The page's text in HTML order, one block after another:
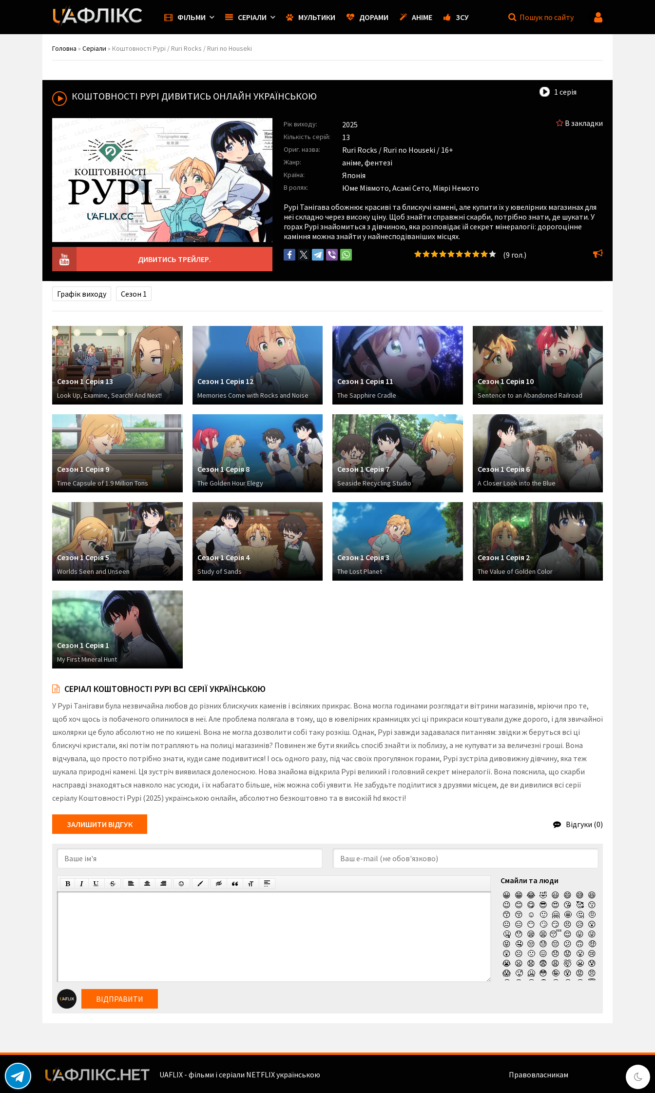
ФІЛЬМИ СЕРІАЛИ МУЛЬТИКИ ДОРАМИ АНІМЕ ЗСУ Пошук по сайту
Головна » Серіали » Коштовності Рурі / Ruri Rocks / Ruri no Houseki
КОШТОВНОСТІ РУРІ ДИВИТИСЬ ОНЛАЙН УКРАЇНСЬКОЮ 1 серія
ДИВИТИСЬ ТРЕЙЛЕР.
В закладки
Рік виходу: 2025
Кількість серій: 13
Ориг. назва: Ruri Rocks / Ruri no Houseki / 16+
Жанр: аніме, фентезі
Країна: Японія
В ролях: Юме Міямото, Асамі Сето, Міярі Немото
Рурі Танігава обожнює красиві та блискучі камені, але купити їх у ювелірних магазинах для
неї складно через високу ціну. Щоб знайти справжні скарби, потрібно знати, де шукати. У
горах Рурі знайомиться з дівчиною, яка розповідає їй секрет мінералогії: дорогоцінне
каміння можна знайти у найнесподіваніших місцях.
(9 гол.)
Графік виходу Сезон 1
Сезон 1 Серія 13
Look Up, Examine, Search! And Next!
Сезон 1 Серія 12
Memories Come with Rocks and Noise
Сезон 1 Серія 11
The Sapphire Cradle
Сезон 1 Серія 10
Sentence to an Abandoned Railroad
Сезон 1 Серія 9
Time Capsule of 1.9 Million Tons
Сезон 1 Серія 8
The Golden Hour Elegy
Сезон 1 Серія 7
Seaside Recycling Studio
Сезон 1 Серія 6
A Closer Look into the Blue
Сезон 1 Серія 5
Worlds Seen and Unseen
Сезон 1 Серія 4
Study of Sands
Сезон 1 Серія 3
The Lost Planet
Сезон 1 Серія 2
The Value of Golden Color
Сезон 1 Серія 1
My First Mineral Hunt
СЕРІАЛ КОШТОВНОСТІ РУРІ ВСІ СЕРІЇ УКРАЇНСЬКОЮ
У Рурі Танігави була незвичайна любов до різних блискучих каменів і всіляких прикрас. Вона могла годинами розглядати вітрини магазинів, мріючи про те,
щоб хоч щось із побаченого опинилося в неї. Але проблема полягала в тому, що в ювелірних крамницях усі ці прикраси коштували дуже дорого, і для звичайної
школярки це було абсолютно не по кишені. Вона не могла дозволити собі таку розкіш. Однак, Рурі завжди задавалася питанням: звідки ж беруться всі ці
блискучі кристали, які потім потрапляють на полиці магазинів? Повинен же бути якийсь спосіб знайти їх поблизу, а не купувати за величезні гроші. Вона
відчувала, що просто потрібно знати, куди саме подивитися! І ось одного разу, під час своїх прогулянок горами, Рурі зустріла дивовижну дівчину, яка теж
шукала природні камені. Ця зустріч виявилася доленосною. Нова знайома відкрила Рурі великий і головний секрет мінералогії. Вона пояснила, що скарби
насправді знаходяться навколо нас усюди, і їх набагато більше, ніж можна собі уявити. Не забудьте поділитися з друзями місцем, де ви дивилися всі серії
серіалу Коштовності Рурі (2025) українською онлайн, абсолютно безкоштовно та в високій hd якості!
ЗАЛИШИТИ ВІДГУК Відгуки (0)
Смайли та люди
😀 😁 😂 🤣 😃 😄 😅 😆
😉 😊 😋 😎 😍 😘 🥰 😗
😙 😚 ☺️ 🙂 🤗 🤩 🤔 🤨
😐 😑 😶 🙄 😏 😣 😥 😮
🤐 😯 😪 😫 😴 😌 😛 😜
😝 🤤 😒 😓 😔 😕 🙃 🤑
😲 ☹️ 🙁 😖 😞 😟 😤 😢
😭 😦 😧 😨 😩 🤯 😬 😰
😱 🥵 🥶 😳 🤪 😵 😡 😠
🤬
😷 🤒 🤕 🤢 🤮 🤧 😇
👩‍🔧👨‍🏭
👩‍💻👨‍🎤👩‍🎤👨‍🎨👩‍🎨👨‍✈️
ВІДПРАВИТИ
UAFLIX - фільми і серіали NETFLIX українською Правовласникам